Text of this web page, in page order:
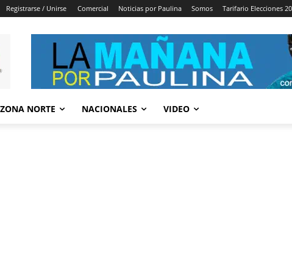
Registrarse / Unirse Comercial Noticias por Paulina Somos Tarifario Elecciones
NORTE NACIONALES VIDEO